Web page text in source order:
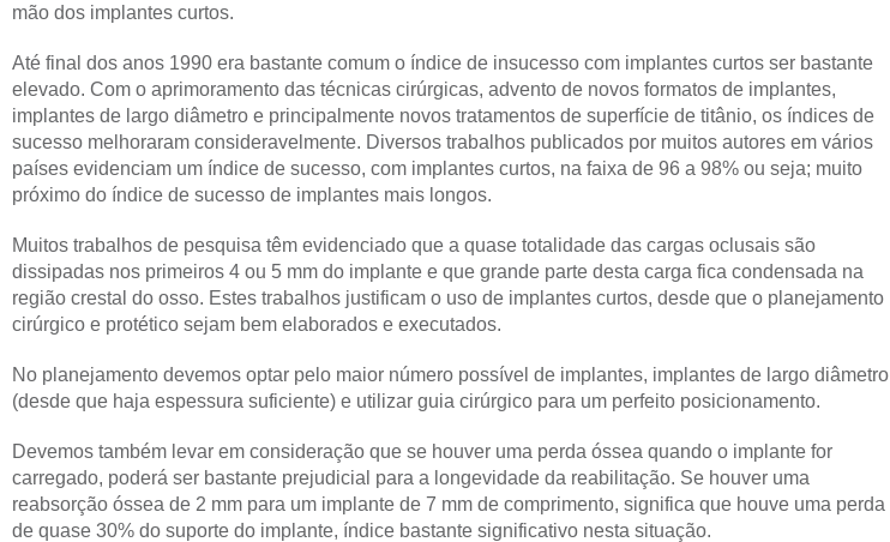
mão dos implantes curtos.
Até final dos anos 1990 era bastante comum o índice de insucesso com implantes curtos ser bastante
elevado. Com o aprimoramento das técnicas cirúrgicas, advento de novos formatos de implantes,
implantes de largo diâmetro e principalmente novos tratamentos de superfície de titânio, os índices de
sucesso melhoraram consideravelmente. Diversos trabalhos publicados por muitos autores em vários
países evidenciam um índice de sucesso, com implantes curtos, na faixa de 96 a 98% ou seja; muito
próximo do índice de sucesso de implantes mais longos.
Muitos trabalhos de pesquisa têm evidenciado que a quase totalidade das cargas oclusais são
dissipadas nos primeiros 4 ou 5 mm do implante e que grande parte desta carga fica condensada na
região crestal do osso. Estes trabalhos justificam o uso de implantes curtos, desde que o planejamento
cirúrgico e protético sejam bem elaborados e executados.
No planejamento devemos optar pelo maior número possível de implantes, implantes de largo diâmetro
(desde que haja espessura suficiente) e utilizar guia cirúrgico para um perfeito posicionamento.
Devemos também levar em consideração que se houver uma perda óssea quando o implante for
carregado, poderá ser bastante prejudicial para a longevidade da reabilitação. Se houver uma
reabsorção óssea de 2 mm para um implante de 7 mm de comprimento, significa que houve uma perda
de quase 30% do suporte do implante, índice bastante significativo nesta situação.